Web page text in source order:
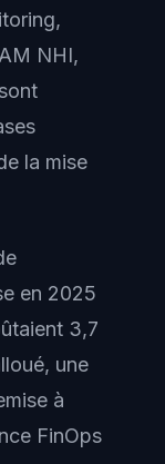
NHI,
la mise
en 2025
3,7
une
à
FinOps